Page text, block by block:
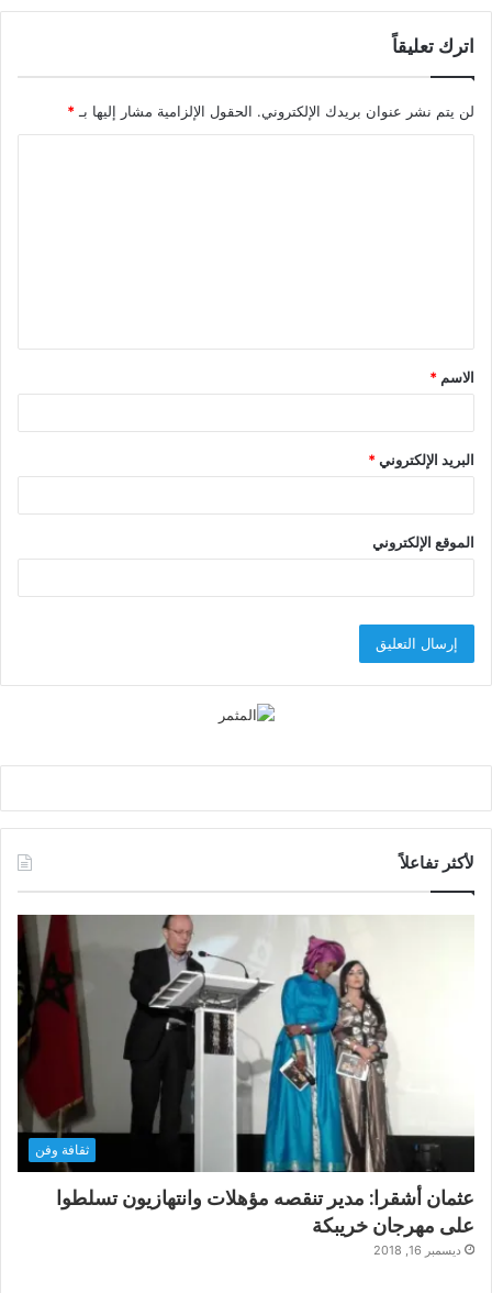
اترك تعليقاً
لن يتم نشر عنوان بريدك الإلكتروني. الحقول الإلزامية مشار إليها بـ *
ق
*
الاسم *
البريد الإلكتروني*
الموقع الإلكتروني
لأكثر تفاعلاً
ثقافة وفن
عثمان أشقرا: مدير تنقصه مؤهلات وانتهازيون تسلطوا
على مهرجان خريبكة
ديسمبر 16, 2018